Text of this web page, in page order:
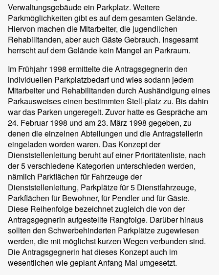
Verwaltungsgebäude ein Parkplatz. Weitere
Parkmöglichkeiten gibt es auf dem gesamten Gelände.
Hiervon machen die Mitarbeiter, die jugendlichen
Rehabilitanden, aber auch Gäste Gebrauch. Insgesamt
herrscht auf dem Gelände kein Mangel an Parkraum.
Im Frühjahr 1998 ermittelte die Antragsgegnerin den
individuellen Parkplatzbedarf und wies sodann jedem
Mitarbeiter und Rehabilitanden durch Aushändigung eines
Parkausweises einen bestimmten Stell-platz zu. Bis dahin
war das Parken ungeregelt. Zuvor hatte es Gespräche am
24. Februar 1998 und am 23. März 1998 gegeben, zu
denen die einzelnen Abteilungen und die Antragstellerin
eingeladen worden waren. Das Konzept der
Dienststellenleitung beruht auf einer Prioritätenliste, nach
der 5 verschiedene Kategorien unterschieden werden,
nämlich Parkflächen für Fahrzeuge der
Dienststellenleitung, Parkplätze für 5 Dienstfahrzeuge,
Parkflächen für Bewohner, für Pendler und für Gäste.
Diese Reihenfolge bezeichnet zugleich die von der
Antragsgegnerin aufgestellte Rangfolge. Darüber hinaus
sollten den Schwerbehinderten Parkplätze zugewiesen
werden, die mit möglichst kurzen Wegen verbunden sind.
Die Antragsgegnerin hat dieses Konzept auch im
wesentlichen wie geplant Anfang Mai umgesetzt.